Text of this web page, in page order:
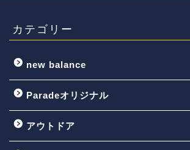
カテゴリー
new balance
Paradeオリジナル
アウトドア